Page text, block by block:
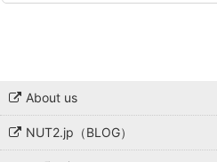
About us
NUT2.jp（BLOG）